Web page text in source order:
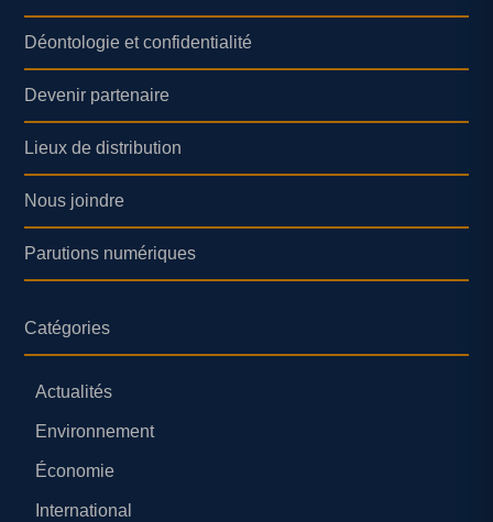
Déontologie et confidentialité
Devenir partenaire
Lieux de distribution
Nous joindre
Parutions numériques
Catégories
Actualités
Environnement
Économie
International